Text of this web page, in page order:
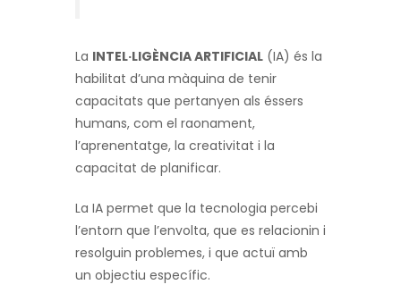
La INTEL·LIGÈNCIA ARTIFICIAL (IA) és la
habilitat d’una màquina de tenir
capacitats que pertanyen als éssers
humans, com el raonament,
l’aprenentatge, la creativitat i la
capacitat de planificar.
La IA permet que la tecnologia percebi
l’entorn que l’envolta, que es relacionin i
resolguin problemes, i que actuï amb
un objectiu específic.